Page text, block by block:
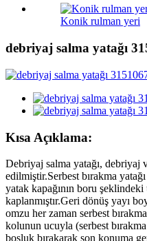
Konik rulman yeri
debriyaj salma yatağı
Kısa Açıklama:
Debriyaj salma yatağı, debriyaj
edilmiştir.Serbest bırakma
yatak kapağının boru
kaplanmıştır.Geri dönüş yayı
omzu her zaman serbest
kolunun ucuyla (serbest
boşluk bırakarak son konuma